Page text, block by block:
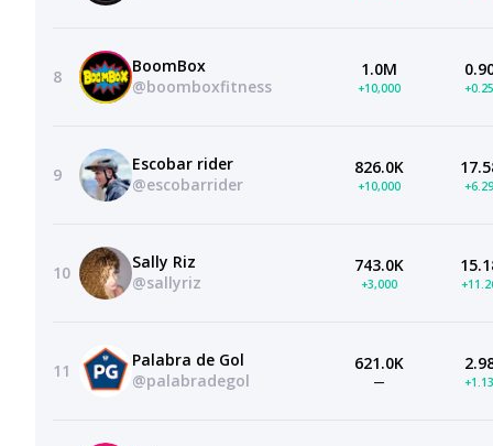
8
BoomBox
@boomboxfitness
1.0M
+10,000
9
Escobar rider
@escobarrider
826.0K
+10,000
10
Sally Riz
@sallyriz
743.0K
+3,000
11
Palabra de Gol
@palabradegol
621.0K
—